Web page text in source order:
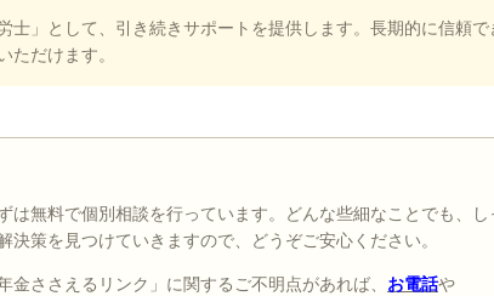
士」として、引き続きサポートを提供します。長期的に信頼で
ただけます。
は無料で個別相談を行っています。どんな些細なことでも、し
策を見つけていきますので、どうぞご安心ください。
ささえるリンク」に関するご不明点があれば、 お電話や